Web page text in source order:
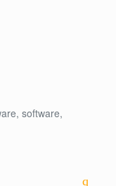
software,